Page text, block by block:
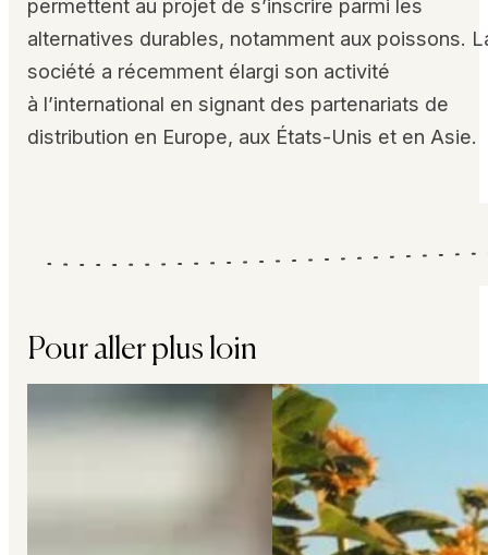
permettent au projet de s’inscrire parmi les
alternatives durables, notamment aux poissons.
société a récemment élargi son activité
à l’international en signant des partenariats de
distribution en Europe, aux États-Unis et en Asie.
Pour aller plus loin